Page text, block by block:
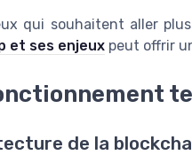
qui souhaitent aller
et ses enjeux peut offrir
de la